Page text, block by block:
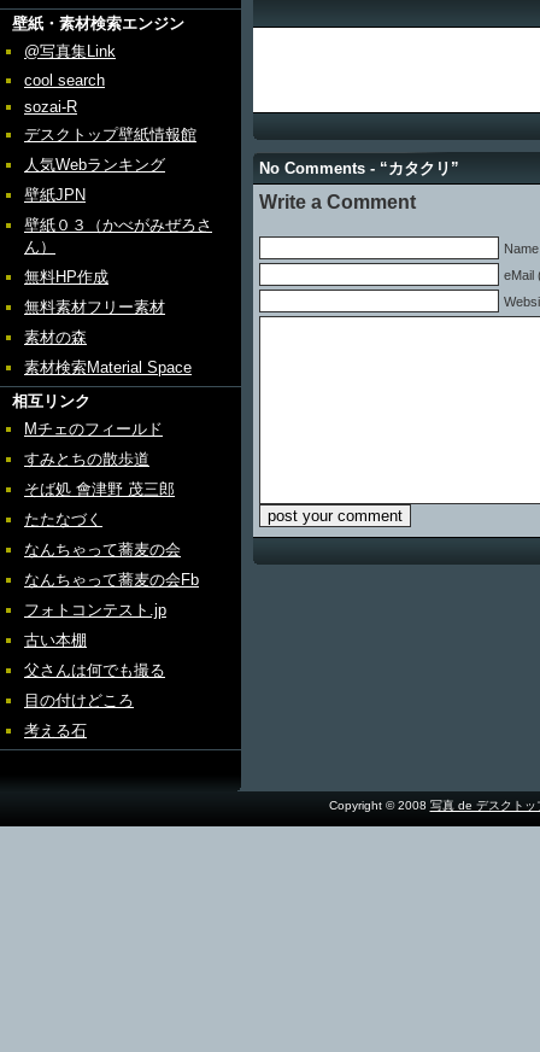
壁紙・素材検索エンジン
@写真集Link
cool search
sozai-R
デスクトップ壁紙情報館
人気Webランキング
壁紙JPN
壁紙０３（かべがみぜろさ
ん）
無料HP作成
無料素材フリー素材
素材の森
素材検索Material Space
相互リンク
Mチェのフィールド
すみとちの散歩道
そば処 會津野 茂三郎
たたなづく
なんちゃって蕎麦の会
なんちゃって蕎麦の会Fb
フォトコンテスト.jp
古い本棚
父さんは何でも撮る
目の付けどころ
考える石
No Comments - “カタクリ”
Write a Comment
eMail
Copyright © 2008 写真 de デスクトッ